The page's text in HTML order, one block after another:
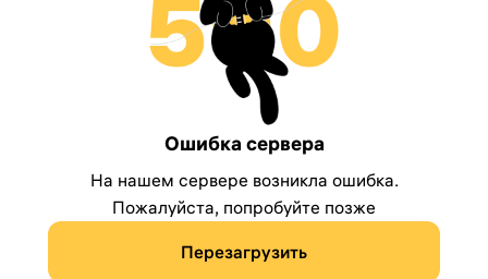
Ошибка сервера
На нашем сервере возникла ошибка.
Пожалуйста, попробуйте позже
Перезагрузить